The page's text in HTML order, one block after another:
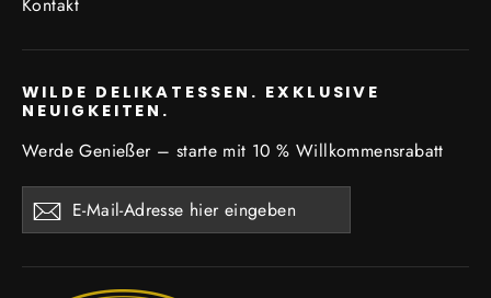
WILDE DELIKATESSEN. EXKLUSIVE
NEUIGKEITEN.
Werde Genießer – starte mit 10 % Willkommensrabatt
E-
Mail-
hier
Abonnieren